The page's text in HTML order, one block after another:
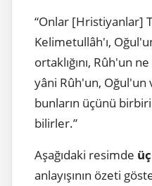
“Onlar [Hristiyanlar]
Kelimetullâh'ı,
ortaklığını, Rûh'un
yâni Rûh'un, Oğul'un
bunların üçünü
bilirler.”
Aşağıdaki resimde
anlayışının özeti